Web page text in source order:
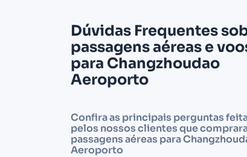
Dúvidas Frequentes
passagens aéreas e
para Changzhoudao
Aeroporto
Confira as principais perguntas
pelos nossos clientes que
passagens aéreas para
Aeroporto